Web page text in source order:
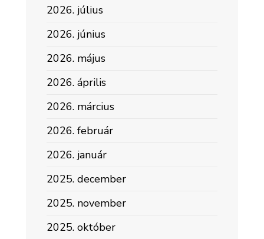
2026. július
2026. június
2026. május
2026. április
2026. március
2026. február
2026. január
2025. december
2025. november
2025. október